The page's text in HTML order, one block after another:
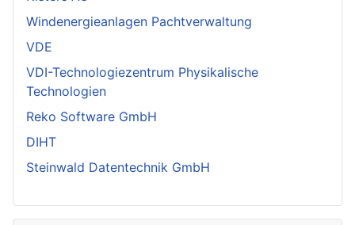
Windenergieanlagen Pachtverwaltung
VDE
VDI-Technologiezentrum Physikalische
Technologien
Reko Software GmbH
DIHT
Steinwald Datentechnik GmbH